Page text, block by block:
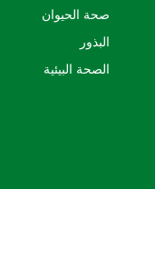
صحة الحيوان
البذور
الصحة البيئية